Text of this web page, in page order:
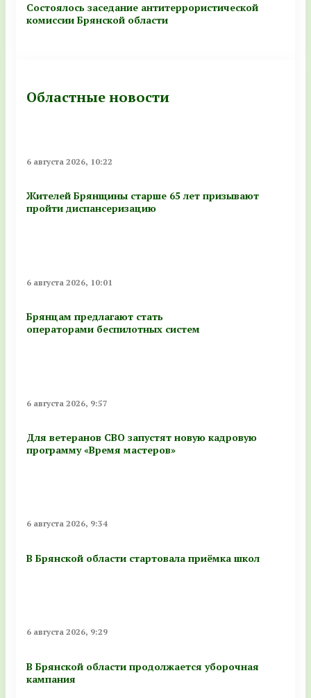
Состоялось заседание антитеррористической
комиссии Брянской области
Областные новости
6 августа 2026, 10:22
Жителей Брянщины старше 65 лет призывают
пройти диспансеризацию
6 августа 2026, 10:01
Брянцам предлагают стать
оперaторами бeспилотных систeм
6 августа 2026, 9:57
Для ветеранов СВО запустят новую кадровую
программу «Время мастеров»
6 августа 2026, 9:34
В Брянской области стартовала приёмка школ
6 августа 2026, 9:29
В Брянской области продолжается уборочная
кампания